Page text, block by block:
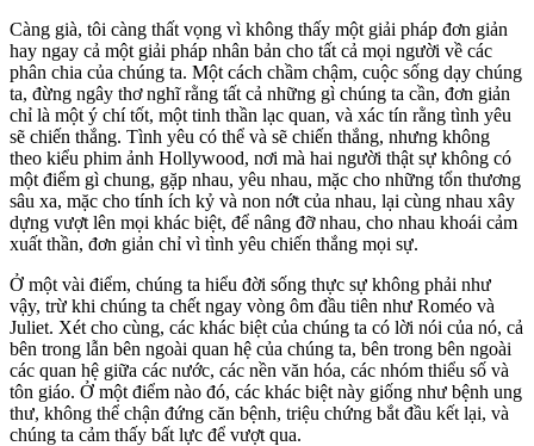
Càng già, tôi càng thất vọng vì không thấy một giải pháp đơn giản
hay ngay cả một giải pháp nhân bản cho tất cả mọi người về các
phân chia của chúng ta. Một cách chầm chậm, cuộc sống dạy chúng
ta, đừng ngây thơ nghĩ rằng tất cả những gì chúng ta cần, đơn giản
chỉ là một ý chí tốt, một tinh thần lạc quan, và xác tín rằng tình yêu
sẽ chiến thắng. Tình yêu có thể và sẽ chiến thắng, nhưng không
theo kiểu phim ảnh Hollywood, nơi mà hai người thật sự không có
một điểm gì chung, gặp nhau, yêu nhau, mặc cho những tổn thương
sâu xa, mặc cho tính ích kỷ và non nớt của nhau, lại cùng nhau xây
dựng vượt lên mọi khác biệt, để nâng đỡ nhau, cho nhau khoái cảm
xuất thần, đơn giản chỉ vì tình yêu chiến thắng mọi sự.
Ở một vài điểm, chúng ta hiểu đời sống thực sự không phải như
vậy, trừ khi chúng ta chết ngay vòng ôm đầu tiên như Roméo và
Juliet. Xét cho cùng, các khác biệt của chúng ta có lời nói của nó, cả
bên trong lẫn bên ngoài quan hệ của chúng ta, bên trong bên ngoài
các quan hệ giữa các nước, các nền văn hóa, các nhóm thiểu số và
tôn giáo. Ở một điểm nào đó, các khác biệt này giống như bệnh ung
thư, không thể chận đứng căn bệnh, triệu chứng bắt đầu kết lại, và
chúng ta cảm thấy bất lực để vượt qua.